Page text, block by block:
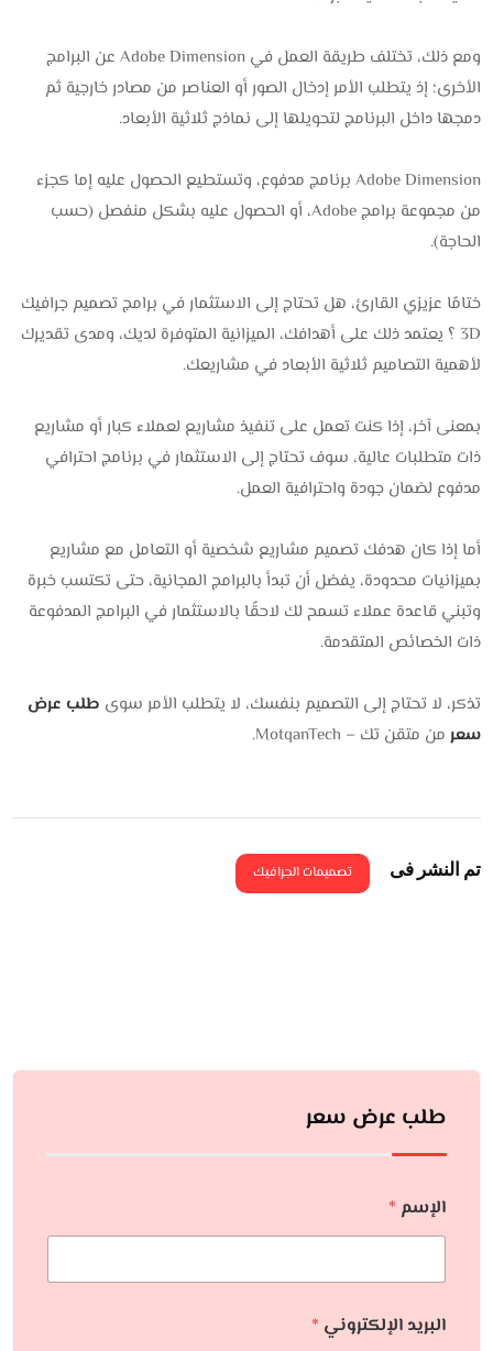
ومع ذلك، تختلف طريقة العمل في Adobe Dimension عن البرامج
الأخرى؛ إذ يتطلب الأمر إدخال الصور أو العناصر من مصادر خارجية ثم
دمجها داخل البرنامج لتحويلها إلى نماذج ثلاثية الأبعاد.
Adobe Dimension برنامج مدفوع، وتستطيع الحصول عليه إما كجزء
من مجموعة برامج Adobe، أو الحصول عليه بشكل منفصل (حسب
الحاجة).
ختامًا عزيزي القارئ، هل تحتاج إلى الاستثمار في برامج تصميم جرافيك
3D ؟ يعتمد ذلك على أهدافك، الميزانية المتوفرة لديك، ومدى تقديرك
لأهمية التصاميم ثلاثية الأبعاد في مشاريعك.
بمعنى آخر، إذا كنت تعمل على تنفيذ مشاريع لعملاء كبار أو مشاريع
ذات متطلبات عالية، سوف تحتاج إلى الاستثمار في برنامج احترافي
مدفوع لضمان جودة واحترافية العمل.
أما إذا كان هدفك تصميم مشاريع شخصية أو التعامل مع مشاريع
بميزانيات محدودة، يفضل أن تبدأ بالبرامج المجانية، حتى تكتسب خبرة
وتبني قاعدة عملاء تسمح لك لاحقًا بالاستثمار في البرامج المدفوعة
ذات الخصائص المتقدمة.
تذكر، لا تحتاج إلى التصميم بنفسك، لا يتطلب الأمر سوى طلب عرض
سعر من متقن تك – MotqanTech.
تم النشر فى تصميمات الجرافيك
طلب عرض سعر
الإسم *
البريد الإلكتروني *